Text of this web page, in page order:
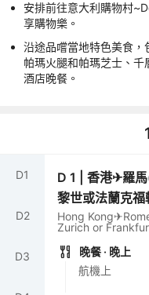
安排前往意大利購物村
享購物樂。
沿途品嚐當地特色美食，
帕瑪火腿和帕瑪芝士、
酒店晚餐。
D1
D2
D3
D1 |香港✈羅
黎世或法蘭克福
Hong
Zurich or
晚餐 · 晚上
航機上